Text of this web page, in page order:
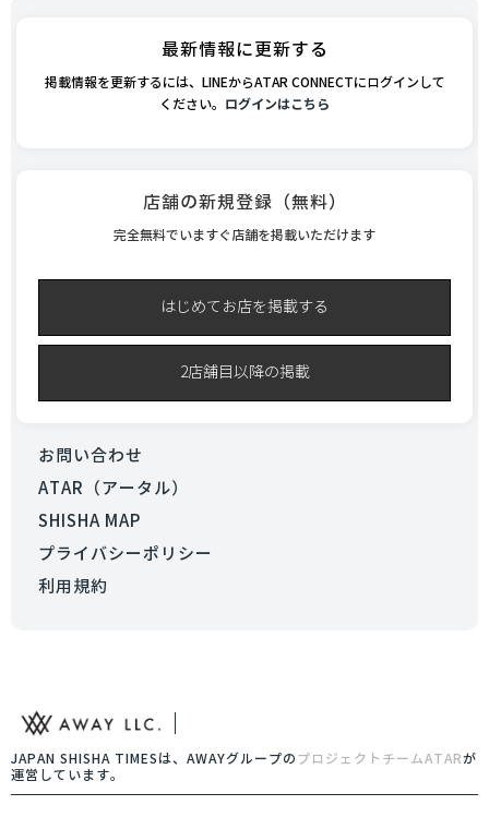
最新情報に更新する
掲載情報を更新するには、LINEからATAR CONNECTにログインして
ください。 ログインはこちら
店舗の新規登録（無料）
完全無料でいますぐ店舗を掲載いただけます
はじめてお店を掲載する
2店舗目以降の掲載
お問い合わせ
ATAR（アータル）
SHISHA MAP
プライバシーポリシー
利用規約
JAPAN SHISHA TIMESは、AWAYグループの プロジェクトチームATARが
運営しています。